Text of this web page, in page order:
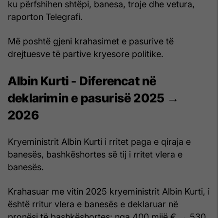
ku përfshihen shtëpi, banesa, troje dhe vetura,
raporton Telegrafi.
Më poshtë gjeni krahasimet e pasurive të
drejtuesve të partive kryesore politike.
Albin Kurti - Diferencat në
deklarimin e pasurisë 2025 →
2026
Kryeministrit Albin Kurti i rritet paga e qiraja e
banesës, bashkëshortes së tij i rritet vlera e
banesës.
Krahasuar me vitin 2025 kryeministrit Albin Kurti, i
është rritur vlera e banesës e deklaruar në